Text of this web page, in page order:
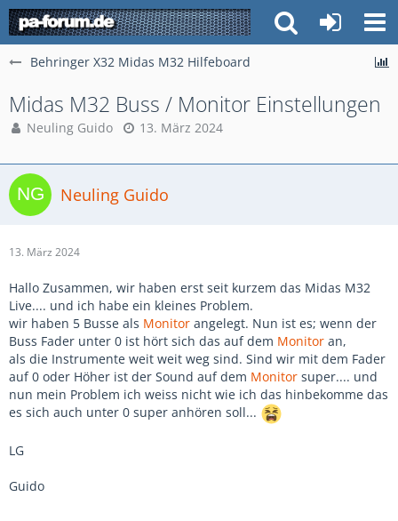
Behringer X32 Midas M32 Hilfeboard
Midas M32 Buss / Monitor Einstellungen
Neuling Guido 13. März 2024
Neuling Guido
13. März 2024
Hallo Zusammen, wir haben erst seit kurzem das Midas M32
Live.... und ich habe ein kleines Problem.
wir haben 5 Busse als Monitor angelegt. Nun ist es; wenn der
Buss Fader unter 0 ist hört sich das auf dem Monitor an,
als die Instrumente weit weit weg sind. Sind wir mit dem Fader
auf 0 oder Höher ist der Sound auf dem Monitor super.... und
nun mein Problem ich weiss nicht wie ich das hinbekomme das
es sich auch unter 0 super anhören soll...
LG
Guido